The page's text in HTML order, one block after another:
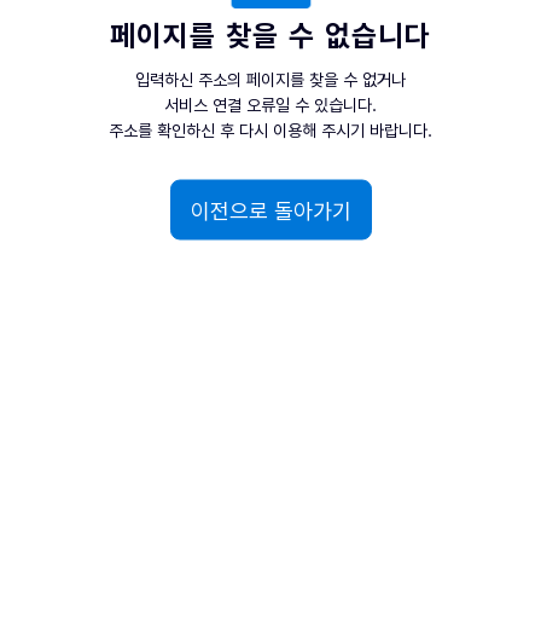
페이지를 찾을 수 없습니다
입력하신 주소의 페이지를 찾을 수 없거나
서비스 연결 오류일 수 있습니다.
주소를 확인하신 후 다시 이용해 주시기 바랍니다.
이전으로 돌아가기